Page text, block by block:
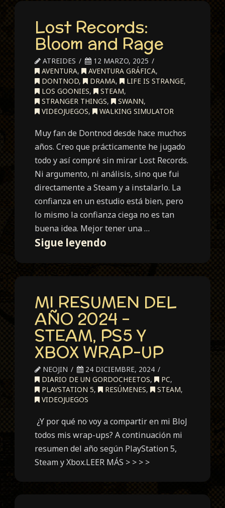
Lost Records:
Bloom and Rage
ATREIDES
12 MARZO, 2025
AVENTURA, AVENTURA GRÁFICA,
DONTNOD, DRAMA, LIFE IS STRANGE,
LOS GOONIES, STEAM,
STRANGER THINGS, SWANN,
VIDEOJUEGOS, WALKING SIMULATOR
Muy fan de Dontnod desde hace muchos
años. Creo que prácticamente he jugado
todo y así compré sin mirar Lost Records.
Ni argumento, ni análisis, sino que fui
directamente a Steam y a instalarlo. La
confianza en un estudio está bien, pero
lo mismo la confianza ciega no es tan
buena idea. Mejor tener una …
Sigue leyendo
Bloom
Rage
MI RESUMEN DEL
AÑO 2024 –
STEAM, PS5 Y
XBOX WRAP-UP
NEOJIN
24 DICIEMBRE, 2024
DIARIO DE UN GORDOCHEETOS, PC,
PLAYSTATION 5, RESÚMENES, STEAM,
VIDEOJUEGOS
¿Y por qué no voy a compartir en mi BloJ
todos mis wrap-ups? A continuación mi
resumen del año según PlayStation 5,
Steam y Xbox.LEER MÁS > > > >